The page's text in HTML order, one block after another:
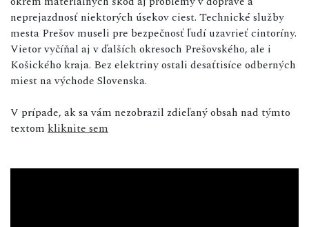
neprejazdnosť niektorých úsekov ciest. Technické služby
mesta Prešov museli pre bezpečnosť ľudí uzavrieť cintoríny.
Vietor vyčíňal aj v ďalších okresoch Prešovského, ale i
Košického kraja. Bez elektriny ostali desaťtisíce odberných
miest na východe Slovenska.
V prípade, ak sa vám nezobrazil zdieľaný obsah nad týmto
textom kliknite sem